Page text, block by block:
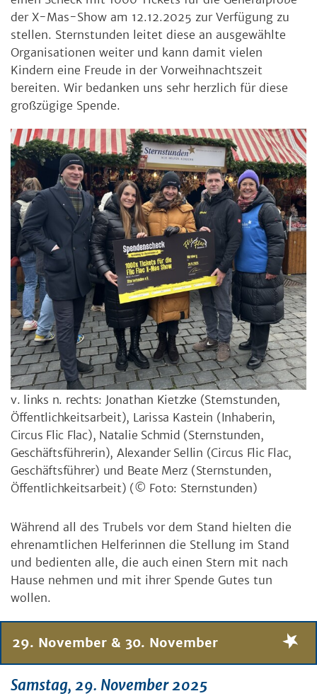
der X-Mas-Show am 12.12.2025 zur Verfügung zu
stellen. Sternstunden leitet diese an ausgewählte
Organisationen weiter und kann damit vielen
Kindern eine Freude in der Vorweihnachtszeit
bereiten. Wir bedanken uns sehr herzlich für diese
großzügige Spende.
v. links n. rechts: Jonathan Kietzke (Sternstunden,
Öffentlichkeitsarbeit), Larissa Kastein (Inhaberin,
Circus Flic Flac), Natalie Schmid (Sternstunden,
Geschäftsführerin), Alexander Sellin (Circus Flic Flac,
Geschäftsführer) und Beate Merz (Sternstunden,
Öffentlichkeitsarbeit) (© Foto: Sternstunden)
Während all des Trubels vor dem Stand hielten die
ehrenamtlichen Helferinnen die Stellung im Stand
und bedienten alle, die auch einen Stern mit nach
Hause nehmen und mit ihrer Spende Gutes tun
wollen.
29. November & 30. November
Samstag, 29. November 2025